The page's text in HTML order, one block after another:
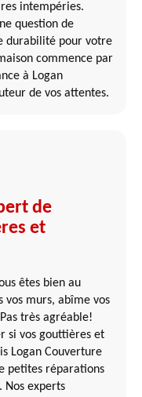
intempéries.
question de
durabilité pour votre
commence par
à Logan
de vos attentes.
de
et
êtes bien au
vos murs, abîme vos
très agréable!
si vos gouttières et
Logan Couverture
petites réparations
Nos experts